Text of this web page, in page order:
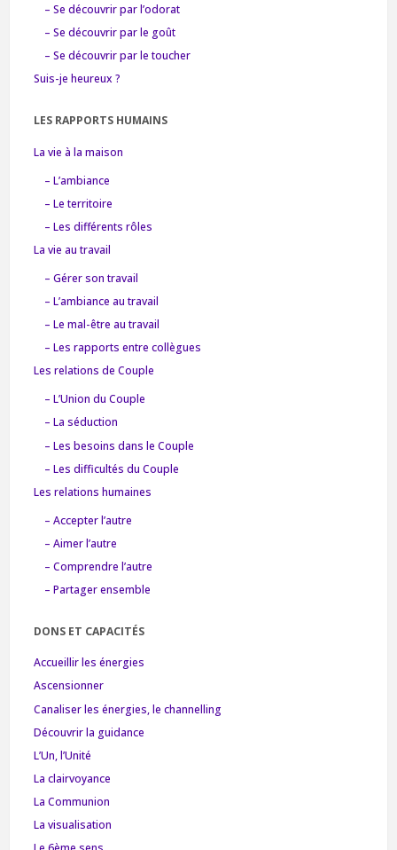
– Se découvrir par l’odorat
– Se découvrir par le goût
– Se découvrir par le toucher
Suis-je heureux ?
LES RAPPORTS HUMAINS
La vie à la maison
– L’ambiance
– Le territoire
– Les différents rôles
La vie au travail
– Gérer son travail
– L’ambiance au travail
– Le mal-être au travail
– Les rapports entre collègues
Les relations de Couple
– L’Union du Couple
– La séduction
– Les besoins dans le Couple
– Les difficultés du Couple
Les relations humaines
– Accepter l’autre
– Aimer l’autre
– Comprendre l’autre
– Partager ensemble
DONS ET CAPACITÉS
Accueillir les énergies
Ascensionner
Canaliser les énergies, le channelling
Découvrir la guidance
L’Un, l’Unité
La clairvoyance
La Communion
La visualisation